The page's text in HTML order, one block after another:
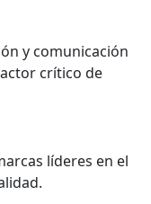
y comunicación
crítico de
líderes en el